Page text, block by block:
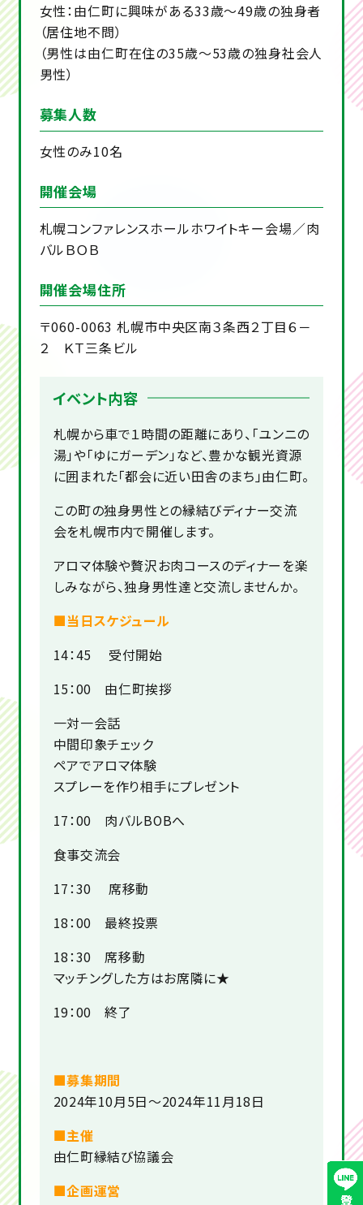
女性：由仁町に興味がある33歳～49歳の独身者
（居住地不問）
（男性は由仁町在住の35歳～53歳の独身社会人
男性）
募集人数
女性のみ10名
開催会場
札幌コンファレンスホールホワイトキー会場／肉
バルＢＯＢ
開催会場住所
〒060-0063 札幌市中央区南３条西２丁目６－
２ ＫＴ三条ビル
イベント内容
札幌から車で１時間の距離にあり、「ユンニの
湯」や「ゆにガーデン」など、豊かな観光資源
に囲まれた「都会に近い田舎のまち」由仁町。
この町の独身男性との縁結びディナー交流
会を札幌市内で開催します。
アロマ体験や贅沢お肉コースのディナーを楽
しみながら、独身男性達と交流しませんか。
■当日スケジュール
14：45 受付開始
15：00 由仁町挨拶
一対一会話
中間印象チェック
ペアでアロマ体験
スプレーを作り相手にプレゼント
17：00 肉バルBOBへ
食事交流会
17：30 席移動
18：00 最終投票
18：30 席移動
マッチングした方はお席隣に★
19：00 終了
■募集期間
2024年10月5日～2024年11月18日
■主催
由仁町縁結び協議会
■企画運営